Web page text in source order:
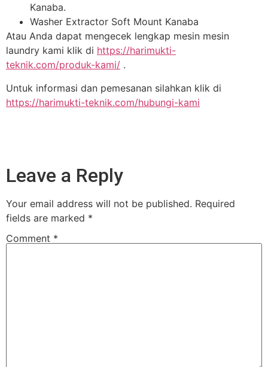
Kanaba.
Washer Extractor Soft Mount Kanaba
Atau Anda dapat mengecek lengkap mesin mesin
laundry kami klik di https://harimukti-
teknik.com/produk-kami/ .
Untuk informasi dan pemesanan silahkan klik di
https://harimukti-teknik.com/hubungi-kami
Leave a Reply
Your email address will not be published. Required
fields are marked *
Comment *